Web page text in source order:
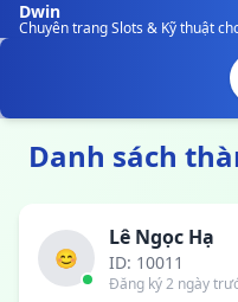
Dwin
Chuyên trang Slots & Kỹ thuật
Danh sách
😊
Lê Ngọc Hạ
ID: 10011
Đăng ký 2 ngày